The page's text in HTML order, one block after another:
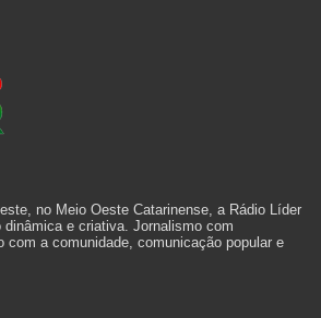
no Meio Oeste Catarinense, a Rádio Líder
dinâmica e criativa. Jornalismo com
com a comunidade, comunicação popular e